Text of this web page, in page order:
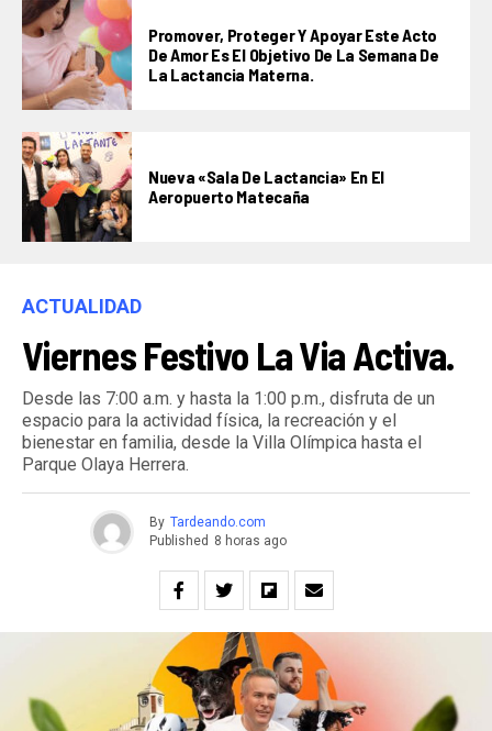
Promover, Proteger Y Apoyar Este Acto
De Amor Es El Objetivo De La Semana De
La Lactancia Materna.
Nueva «Sala De Lactancia» En El
Aeropuerto Matecaña
ACTUALIDAD
Viernes Festivo La Via Activa.
Desde las 7:00 a.m. y hasta la 1:00 p.m., disfruta de un
espacio para la actividad física, la recreación y el
bienestar en familia, desde la Villa Olímpica hasta el
Parque Olaya Herrera.
By Tardeando.com
Published 8 horas ago